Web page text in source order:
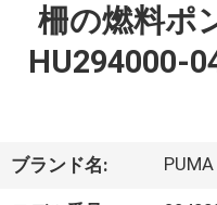
製
ビ
Reserved.
柵の燃料ポ
HU294000-
ブランド名: PUMA